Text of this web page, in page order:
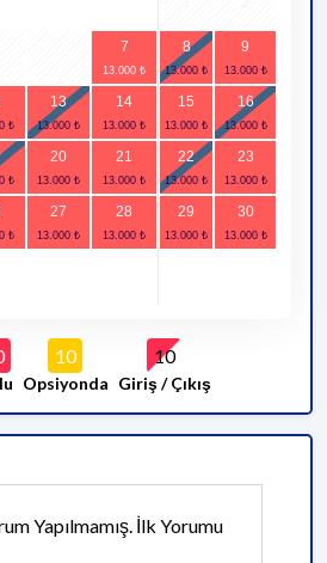
7 8 9
13 14 15 16
20 21 22 23
27 28 29 30
10
Opsiyonda
10
Giriş / Çıkış
Yapılmamış. İlk Yorumu